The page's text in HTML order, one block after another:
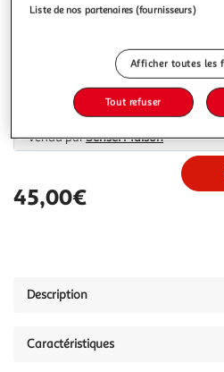
70 x 130 cm
Livraison dès 1/2 semaines
5,90€
Plus d'options
Vendu parSensei Maison
45,00€
Description
Caractéristiques
Liste de nos partenaires (fournisseurs)
Afficher toutes les
Tout refuser